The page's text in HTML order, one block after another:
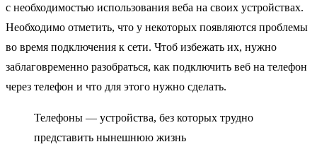
с необходимостью использования веба на своих устройствах.
Необходимо отметить, что у некоторых появляются проблемы
во время подключения к сети. Чтоб избежать их, нужно
заблаговременно разобраться, как подключить веб на телефон
через телефон и что для этого нужно сделать.
Телефоны — устройства, без которых трудно
представить нынешнюю жизнь